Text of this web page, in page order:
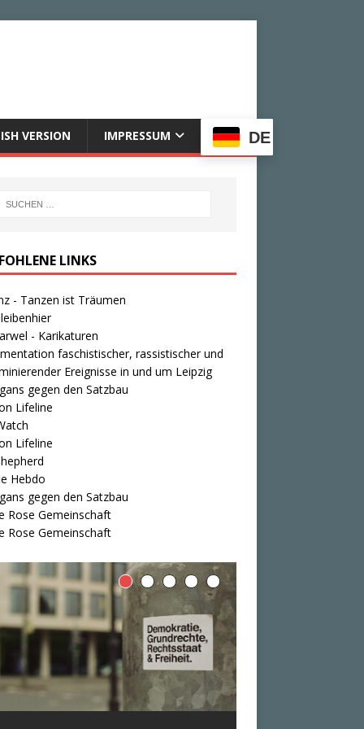
VERSION IMPRESSUM DE
LINKS
- Tanzen ist Träumen
- Karikaturen
faschistischer, rassistischer und
Ereignisse in und um Leipzig
gegen den Satzbau
Lifeline
Lifeline
Hebdo
gegen den Satzbau
Rose Gemeinschaft
Rose Gemeinschaft